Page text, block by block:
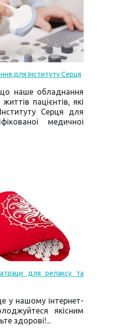
для Інституту Серця
наше обладнання
пацієнтів, які
Серця для
медичної
для релаксу та
у нашому інтернет-
якісним
здорові!...